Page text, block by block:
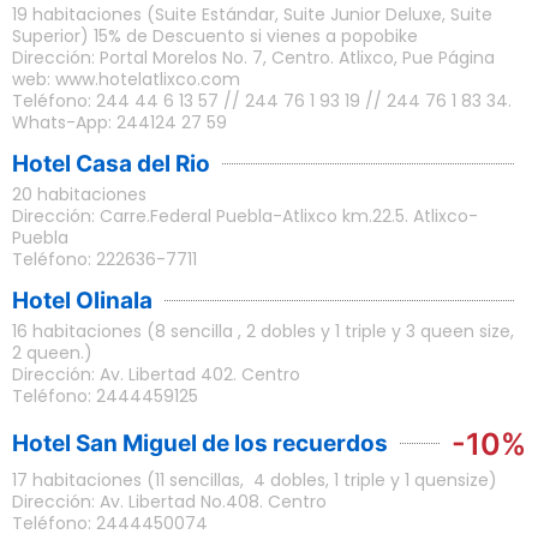
19 habitaciones (Suite Estándar, Suite Junior Deluxe, Suite
Superior) 15% de Descuento si vienes a popobike
Dirección: Portal Morelos No. 7, Centro. Atlixco, Pue Página
web: www.hotelatlixco.com
Teléfono: 244 44 6 13 57 // 244 76 1 93 19 // 244 76 1 83 34.
Whats-App: 244124 27 59
Hotel Casa del Rio
20 habitaciones
Dirección: Carre.Federal Puebla-Atlixco km.22.5. Atlixco-
Puebla
Teléfono: 222636-7711
Hotel Olinala
16 habitaciones (8 sencilla , 2 dobles y 1 triple y 3 queen size,
2 queen.)
Dirección: Av. Libertad 402. Centro
Teléfono: 2444459125
Hotel San Miguel de los recuerdos -10%
17 habitaciones (11 sencillas, 4 dobles, 1 triple y 1 quensize)
Dirección: Av. Libertad No.408. Centro
Teléfono: 2444450074